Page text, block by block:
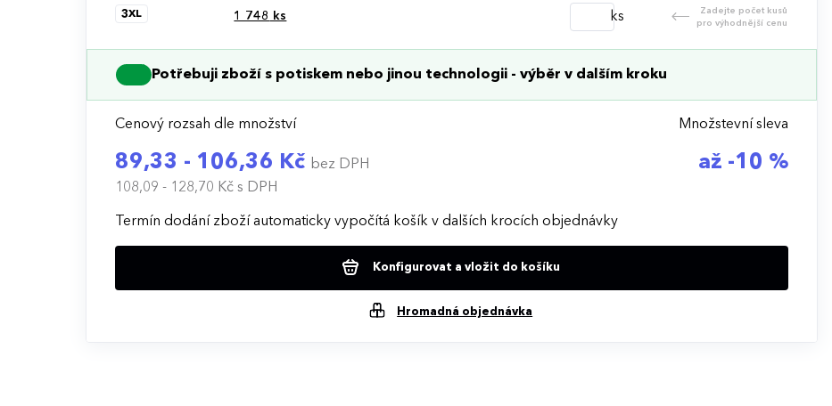
3XL 1 748 ks ks
Zadejte počet kusů
pro výhodnější cenu
Potřebuji zboží s potiskem nebo jinou technologii - výběr v dalším kroku
Cenový rozsah dle množství
89,33 - 106,36 Kč bez DPH
108,09 - 128,70 Kčs DPH
Množstevní sleva
až -10 %
Termín dodání zboží automaticky vypočítá košík v dalších krocích objednávky
Konfigurovat a vložit do košíku
Hromadná objednávka